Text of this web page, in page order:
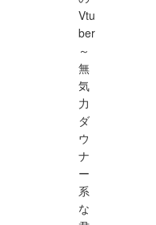
Vtu
ber
～
無
気
力
ダ
ウ
ナ
ー
系
な